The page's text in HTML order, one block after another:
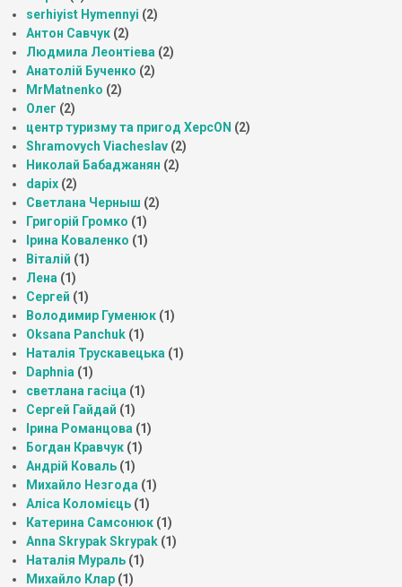
serhiyist Hymennyi (2)
Антон Савчук (2)
Людмила Леонтіева (2)
Анатолій Бученко (2)
MrMatnenko (2)
Олег (2)
центр туризму та пригод ХерсON (2)
Shramovych Viacheslav (2)
Николай Бабаджанян (2)
dapix (2)
Светлана Черныш (2)
Григорій Громко (1)
Ірина Коваленко (1)
Віталій (1)
Лена (1)
Сергей (1)
Володимир Гуменюк (1)
Oksana Panchuk (1)
Наталія Трускавецька (1)
Daphnia (1)
светлана гасіца (1)
Сергей Гайдай (1)
Ірина Романцова (1)
Богдан Кравчук (1)
Андрій Коваль (1)
Михайло Незгода (1)
Аліса Коломієць (1)
Катерина Самсонюк (1)
Anna Skrypak Skrypak (1)
Наталія Мураль (1)
Михайло Клар (1)